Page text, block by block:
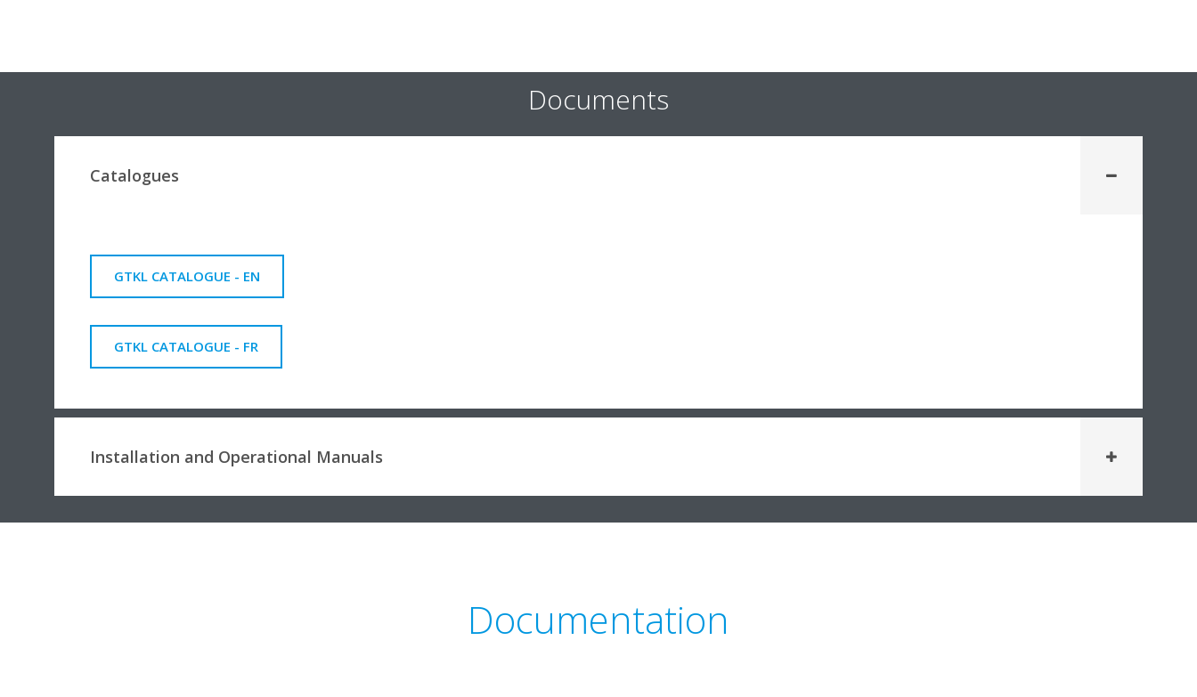
Documents
Catalogues
GTKL CATALOGUE - EN
GTKL CATALOGUE - FR
Installation and Operational Manuals
Documentation